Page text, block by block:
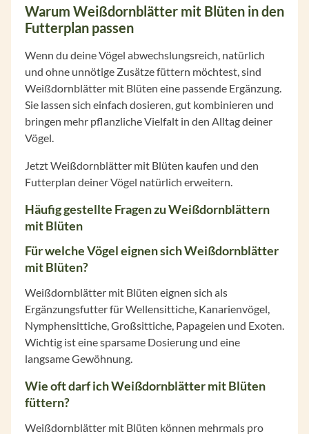
Warum Weißdornblätter mit Blüten in den
Futterplan passen
Wenn du deine Vögel abwechslungsreich, natürlich
und ohne unnötige Zusätze füttern möchtest, sind
Weißdornblätter mit Blüten eine passende Ergänzung.
Sie lassen sich einfach dosieren, gut kombinieren und
bringen mehr pflanzliche Vielfalt in den Alltag deiner
Vögel.
Jetzt Weißdornblätter mit Blüten kaufen und den
Futterplan deiner Vögel natürlich erweitern.
Häufig gestellte Fragen zu Weißdornblättern
mit Blüten
Für welche Vögel eignen sich Weißdornblätter
mit Blüten?
Weißdornblätter mit Blüten eignen sich als
Ergänzungsfutter für Wellensittiche, Kanarienvögel,
Nymphensittiche, Großsittiche, Papageien und Exoten.
Wichtig ist eine sparsame Dosierung und eine
langsame Gewöhnung.
Wie oft darf ich Weißdornblätter mit Blüten
füttern?
Weißdornblätter mit Blüten können mehrmals pro